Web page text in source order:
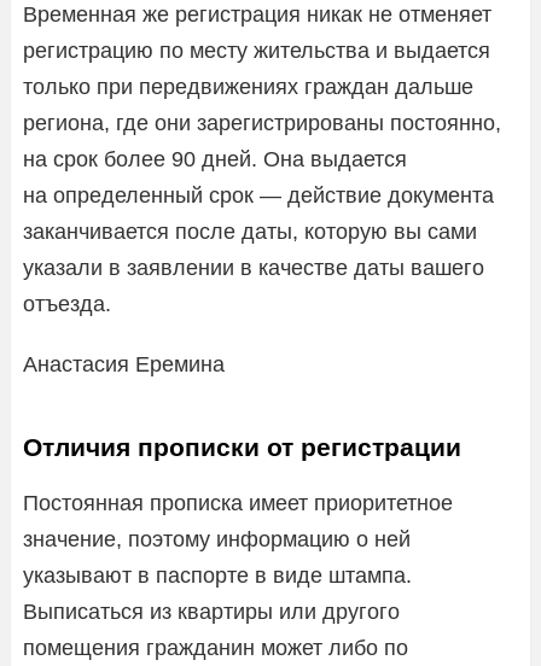
Временная же регистрация никак не отменяет
регистрацию по месту жительства и выдается
только при передвижениях граждан дальше
региона, где они зарегистрированы постоянно,
на срок более 90 дней. Она выдается
на определенный срок — действие документа
заканчивается после даты, которую вы сами
указали в заявлении в качестве даты вашего
отъезда.
Анастасия Еремина
Отличия прописки от регистрации
Постоянная прописка имеет приоритетное
значение, поэтому информацию о ней
указывают в паспорте в виде штампа.
Выписаться из квартиры или другого
помещения гражданин может либо по